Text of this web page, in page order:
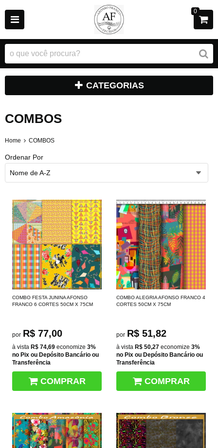
0
CATEGORIAS
COMBOS
Home COMBOS
Ordenar Por
Nome de A-Z
COMBO FESTA JUNINA AFONSO
FRANCO 6 CORTES 50CM X 75CM
por R$ 77,00
à vista R$ 74,69 economize 3%
no Pix ou Depósito Bancário ou
Transferência
COMPRAR
COMBO ALEGRIA AFONSO FRANCO 4
CORTES 50CM X 75CM
por R$ 51,82
à vista R$ 50,27 economize 3%
no Pix ou Depósito Bancário ou
Transferência
COMPRAR